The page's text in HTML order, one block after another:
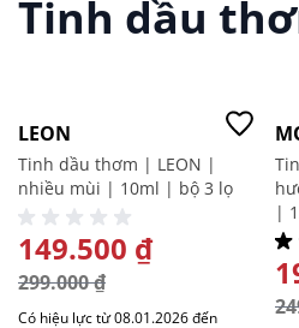
Tinh dầu
LEON
Tinh dầu thơm | LEON |
nhiều mùi | 10ml | bộ 3 lọ
GIÁ ĐẶC BIỆT
149.500 ₫
299.000 ₫
Có hiệu lực từ 08.01.2026 đến
|
3Mục